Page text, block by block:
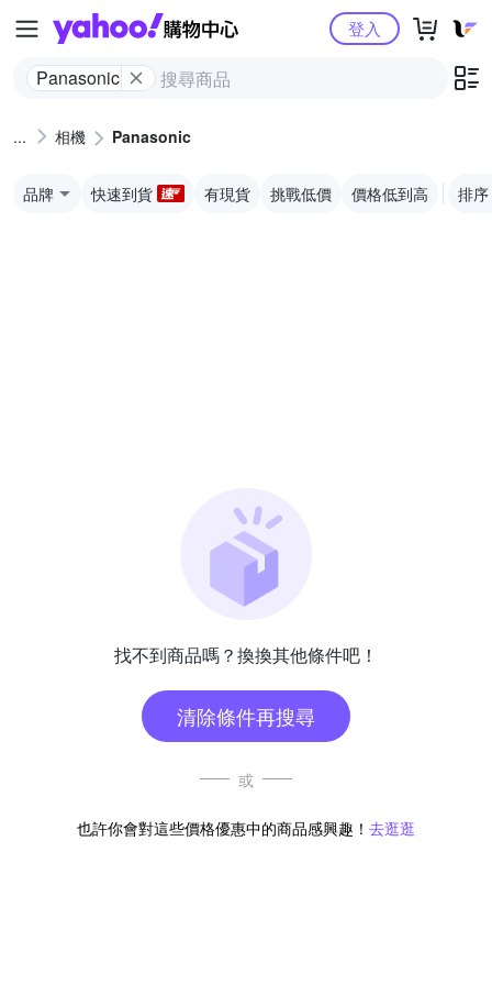
Yahoo購物中心
Panasonic
登入
相機 Panasonic
品牌 快速到貨 有現貨 挑戰低價 價格低到高 排序
找不到商品嗎？換換其他條件吧！
清除條件再搜尋
或
也許你會對這些價格優惠中的商品感興趣！ 去逛逛